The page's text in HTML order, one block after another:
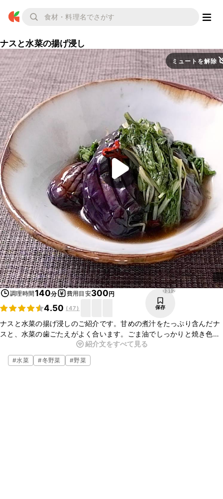
ナスと水菜の揚げ浸し
ミュートを解除
調理時間140分 費用目安300円
4.50 (47)
1312
保存
ナスと水菜の揚げ浸しのご紹介です。甘めの煮汁をたっぷり含んだナ
スと、水菜の歯ごたえがよく合います。ごま油でしっかりと焼き色を
つけてますので、風味よく仕上がってます。お好みの野菜を入れると
アレンジが広がりますので、ぜひお試しくださいね。
紹介文をすべて見る
#水菜 #冬野菜 #野菜